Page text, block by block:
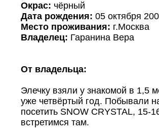
Окрас: чёрный
Дата рождения: 05 октября
Место проживания: г.Москва
Владелец: Гаранина Вера
От владельца:
Элечку взяли у знакомой в 1,5
уже четвёртый год. Побывали
посетить SNOW CRYSTAL,
встретимся там.